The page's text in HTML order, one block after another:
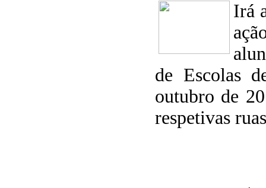
Irá
de Escolas
outubro de
respetivas